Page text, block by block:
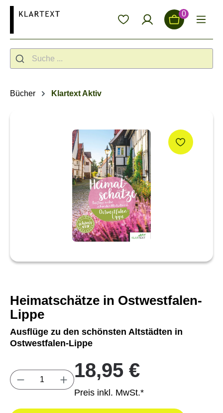
springen 0
Bücher Klartext Aktiv
Heimatschätze in Ostwestfalen-
Lippe
Ausflüge zu den schönsten Altstädten in
Ostwestfalen-Lippe
Produkt Anzahl: Gib den gewünschten
18,95 €
Preis inkl. MwSt.*